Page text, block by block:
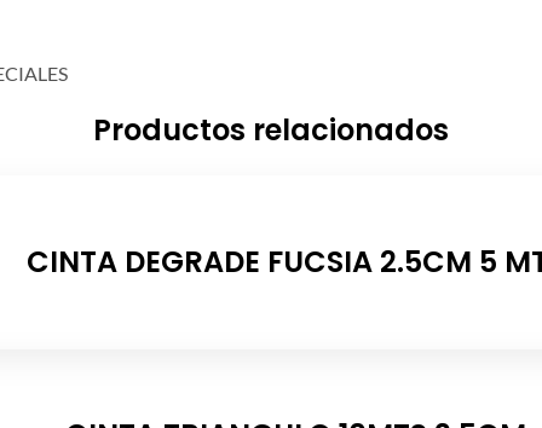
Productos relacionados
CINTA DEGRADE FUCSIA 2.5CM 5